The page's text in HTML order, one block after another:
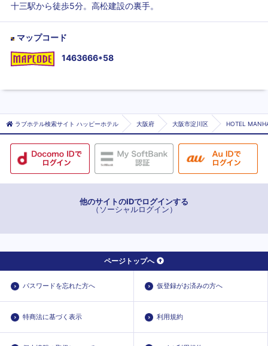
十三駅から徒歩5分。高松建設の裏手。
マップコード
1463666*58
ラブホテル検索サイト ハッピーホテル 大阪府 大阪市淀川区 HOTEL
他のサイトのIDでログインする
（ソーシャルログイン）
ページトップへ
パスワードを忘れた方へ 仮登録がお済みの方へ
特商法に基づく表示 利用規約